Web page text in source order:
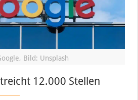
Bild: Unsplash
12.000 Stellen